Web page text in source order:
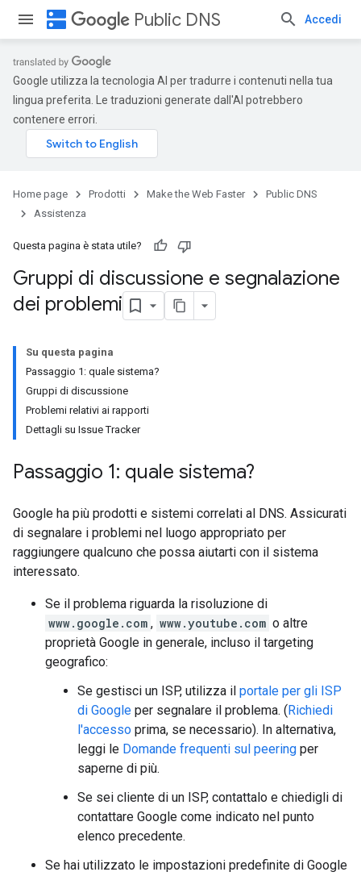
dns Public DNS Accedi
Google utilizza la tecnologia AI per tradurre i contenuti nella tua
lingua preferita. Le traduzioni generate dall'AI potrebbero
contenere errori.
Home page Prodotti Make the Web Faster
Public DNS
Assistenza
Questa pagina è stata utile?
Gruppi di discussione e segnalazione
dei problemi
Su questa pagina
Passaggio 1: quale sistema?
Gruppi di discussione
Problemi relativi ai rapporti
Dettagli su Issue Tracker
Passaggio 1: quale sistema?
Google ha più prodotti e sistemi correlati al DNS. Assicurati
di segnalare i problemi nel luogo appropriato per
raggiungere qualcuno che possa aiutarti con il sistema
interessato.
Se il problema riguarda la risoluzione di
www.google.com , www.youtube.com o altre
proprietà Google in generale, incluso il targeting
geografico:
Se gestisci un ISP, utilizza il portale per gli ISP
di Google per segnalare il problema. (Richiedi
l'accesso prima, se necessario). In alternativa,
leggi le Domande frequenti sul peering per
saperne di più.
Se sei cliente di un ISP, contattalo e chiedigli di
contattare Google come indicato nel punto
elenco precedente.
Se hai utilizzato le impostazioni predefinite di Google